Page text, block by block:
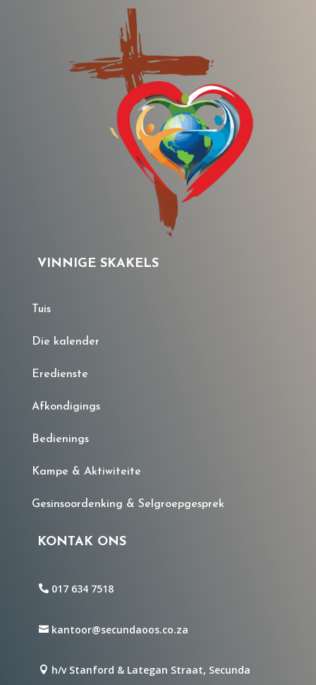
VINNIGE SKAKELS
Tuis
Die kalender
Eredienste
Afkondigings
Bedienings
Kampe & Aktiwiteite
Gesinsoordenking & Selgroepgesprek
KONTAK ONS
017 634 7518
kantoor@secundaoos.co.za
h/v Stanford & Lategan Straat, Secunda